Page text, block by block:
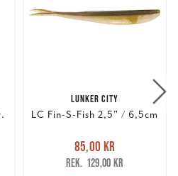
LUNKER CITY
LC Fin-S-Fish 2,5" / 6,5cm
Nuvarande pris
85,00 krTidigare pris
129,00 kr
85,00 kr
129,00 kr